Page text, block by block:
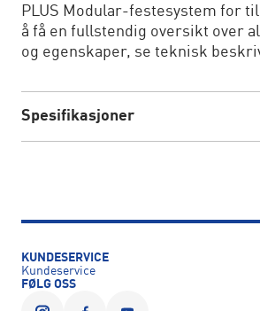
PLUS Modular-festesystem for
å få en fullstendig oversikt over
og egenskaper, se teknisk
Spesifikasjoner
KUNDESERVICE
Kundeservice
FØLG OSS